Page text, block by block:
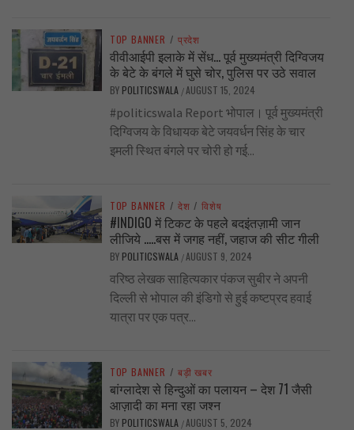
TOP BANNER / प्रदेश
वीवीआईपी इलाके में सेंध… पूर्व मुख्यमंत्री दिग्विजय
के बेटे के बंगले में घुसे चोर, पुलिस पर उठे सवाल
BY POLITICSWALA /AUGUST 15, 2024
#politicswala Report भोपाल। पूर्व मुख्यमंत्री
दिग्विजय के विधायक बेटे जयवर्धन सिंह के चार
इमली स्थित बंगले पर चोरी हो गई...
TOP BANNER / देश / विशेष
#INDIGO में टिकट के पहले बदइंतज़ामी जान
लीजिये …..बस में जगह नहीं, जहाज की सीट गीली
BY POLITICSWALA /AUGUST 9, 2024
वरिष्ठ लेखक साहित्यकार पंकज सुबीर ने अपनी
दिल्ली से भोपाल की इंडिगो से हुई कष्टप्रद हवाई
यात्रा पर एक पत्र...
TOP BANNER / बड़ी खबर
बांग्लादेश से हिन्दुओं का पलायन – देश 71 जैसी
आज़ादी का मना रहा जश्न
BY POLITICSWALA /AUGUST 5, 2024